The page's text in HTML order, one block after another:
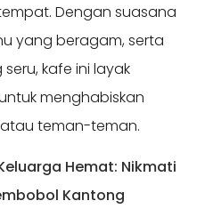
Dengan suasana
yang beragam, serta
kafe ini layak
menghabiskan
teman-teman.
Hemat: Nikmati
Kantong